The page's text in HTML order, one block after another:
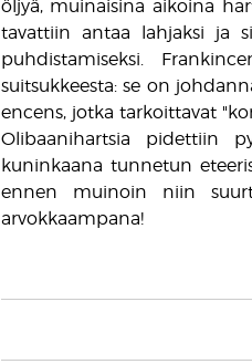
öljyä, muinaisina aikoina
tavattiin antaa lahjaksi ja
puhdistamiseksi.
suitsukkeesta: se on
encens, jotka tarkoittavat
Olibaanihartsia pidettiin
kuninkaana tunnetun
ennen muinoin niin
arvokkaampana!